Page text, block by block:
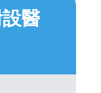
醫